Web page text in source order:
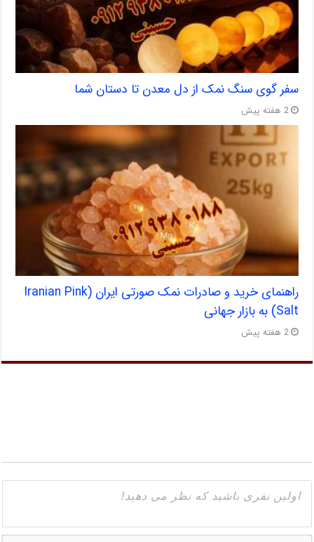
سفر گوی سنگ نمک از دل معدن تا دستان شما
2 هفته پیش
راهنمای خرید و صادرات نمک صورتی ایران (Iranian Pink
Salt) به بازار جهانی
2 هفته پیش